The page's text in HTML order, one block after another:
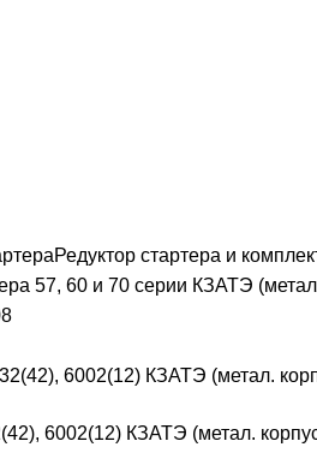
Редуктор стартера и
57, 60 и 70 серии КЗАТЭ
6002(12) КЗАТЭ (метал.